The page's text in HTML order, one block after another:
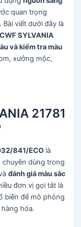
quan trọng
viết dưới đây là
SYLVANIA
và kiểm tra màu
xưởng mộc,
21781
841/ECO là
dùng trong
đánh giá màu sắc
đơn vị gọi tắt là
biến để mô phỏng
hóa.